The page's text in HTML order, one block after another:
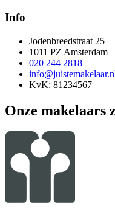
Info
Jodenbreedstraat 25
1011 PZ Amsterdam
020 244 2818
KvK: 81234567
Onze makelaars